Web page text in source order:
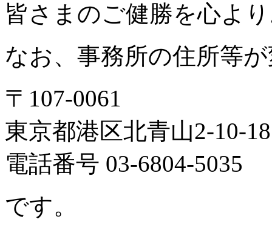
皆さまのご健勝を心よ
なお、 事務所の住所等
〒107-0061
東京都港区北青山2-10-
電話番号 03-6804-5035
です。